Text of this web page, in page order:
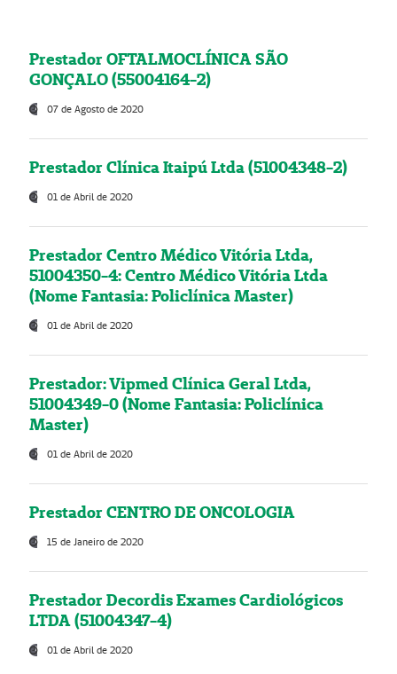
Prestador OFTALMOCLÍNICA SÃO
GONÇALO (55004164-2)
07 de Agosto de 2020
Prestador Clínica Itaipú Ltda (51004348-2)
01 de Abril de 2020
Prestador Centro Médico Vitória Ltda,
51004350-4: Centro Médico Vitória Ltda
(Nome Fantasia: Policlínica Master)
01 de Abril de 2020
Prestador: Vipmed Clínica Geral Ltda,
51004349-0 (Nome Fantasia: Policlínica
Master)
01 de Abril de 2020
Prestador CENTRO DE ONCOLOGIA
15 de Janeiro de 2020
Prestador Decordis Exames Cardiológicos
LTDA (51004347-4)
01 de Abril de 2020